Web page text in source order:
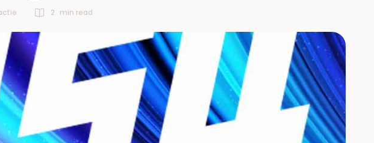
2 min read